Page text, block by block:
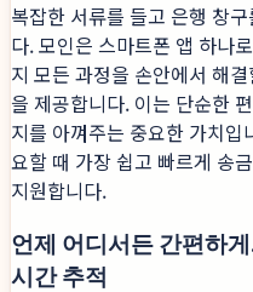
복잡한 서류를 들고 은행 창
다. 모인은 스마트폰 앱 하나
지 모든 과정을 손안에서 해
을 제공합니다. 이는 단순한
지를 아껴주는 중요한 가치입
요할 때 가장 쉽고 빠르게 송
지원합니다.
언제 어디서든 간편하
시간 추적